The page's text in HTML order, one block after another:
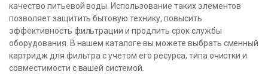
качество питьевой воды. Использование таких элементов
позволяет защитить бытовую технику, повысить
эффективность фильтрации и продлить срок службы
оборудования. В нашем каталоге вы можете выбрать сменный
картридж для фильтра с учетом его ресурса, типа очистки и
совместимости с вашей системой.